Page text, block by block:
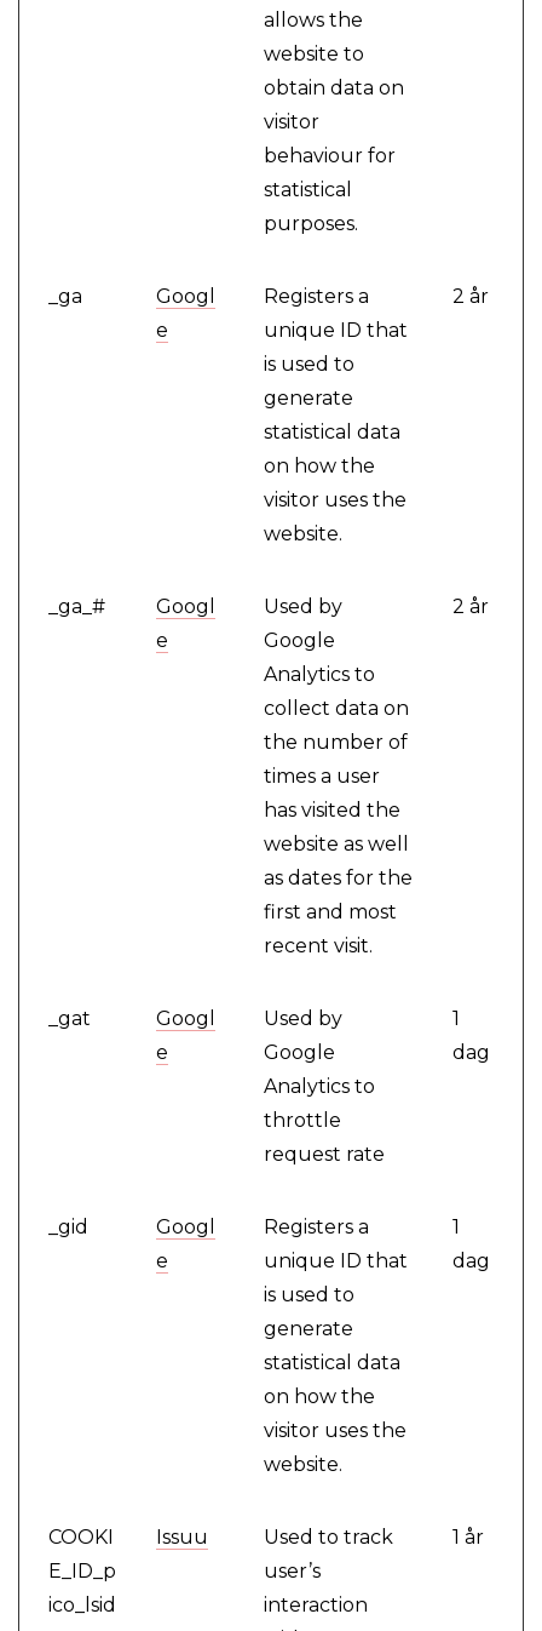
allows the
website to
obtain data on
visitor
behaviour for
statistical
purposes.
_ga
Googl
e
Registers a
unique ID that
is used to
generate
statistical data
on how the
visitor uses the
website.
2 år
_ga_#
Googl
e
Used by
Google
Analytics to
collect data on
the number of
times a user
has visited the
website as well
as dates for the
first and most
recent visit.
2 år
_gat
Googl
e
Used by
Google
Analytics to
throttle
request rate
1
dag
_gid
Googl
e
Registers a
unique ID that
is used to
generate
statistical data
on how the
visitor uses the
website.
1
dag
COOKI
E_ID_p
ico_lsid
Issuu
Used to track
user’s
interaction
1 år